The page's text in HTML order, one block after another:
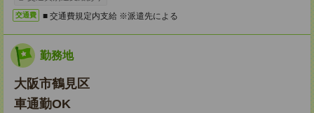
交通費 ■ 交通費規定内支給 ※派遣先による
勤務地
大阪市鶴見区
車通勤OK